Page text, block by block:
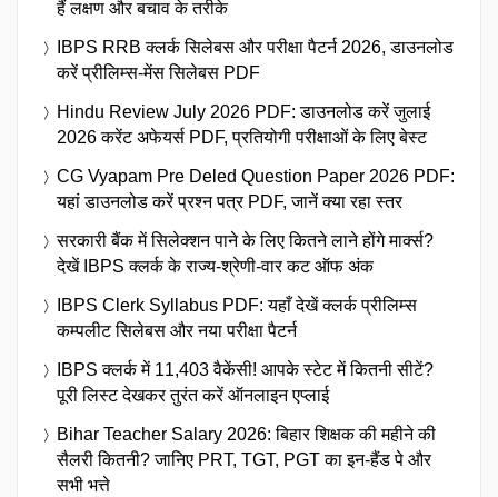
हैं लक्षण और बचाव के तरीके
IBPS RRB क्लर्क सिलेबस और परीक्षा पैटर्न 2026, डाउनलोड
करें प्रीलिम्स-मेंस सिलेबस PDF
Hindu Review July 2026 PDF: डाउनलोड करें जुलाई
2026 करेंट अफेयर्स PDF, प्रतियोगी परीक्षाओं के लिए बेस्ट
CG Vyapam Pre Deled Question Paper 2026 PDF:
यहां डाउनलोड करें प्रश्न पत्र PDF, जानें क्या रहा स्तर
सरकारी बैंक में सिलेक्शन पाने के लिए कितने लाने होंगे मार्क्स?
देखें IBPS क्लर्क के राज्य-श्रेणी-वार कट ऑफ अंक
IBPS Clerk Syllabus PDF: यहाँ देखें क्लर्क प्रीलिम्स
कम्पलीट सिलेबस और नया परीक्षा पैटर्न
IBPS क्लर्क में 11,403 वैकेंसी! आपके स्टेट में कितनी सीटें?
पूरी लिस्ट देखकर तुरंत करें ऑनलाइन एप्लाई
Bihar Teacher Salary 2026: बिहार शिक्षक की महीने की
सैलरी कितनी? जानिए PRT, TGT, PGT का इन-हैंड पे और
सभी भत्ते